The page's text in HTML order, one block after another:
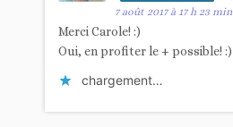
7 août 2017 à 17 h 23 min
Merci Carole! :)
Oui, en profiter le + possible! :)
chargement…